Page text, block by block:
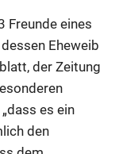
Freunde eines
Eheweib
der Zeitung
es ein
den